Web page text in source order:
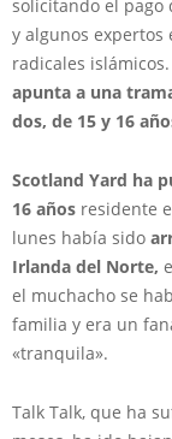
solicitando el pago
y algunos expertos
radicales
apunta a una
dos, de 15 y 16
Scotland Yard ha
16 años residente
lunes había sido
Irlanda del Norte,
el muchacho se
familia y era un
«tranquila».
Talk Talk, que ha